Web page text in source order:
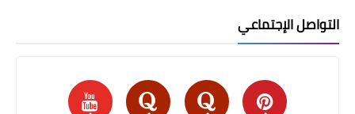
التواصل الإجتماعي